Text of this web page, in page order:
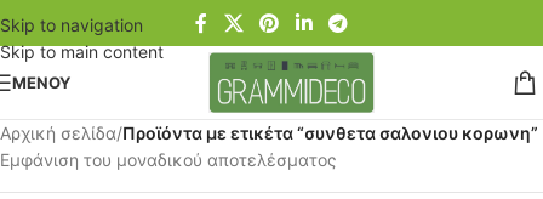
Skip to navigation
Skip to main content
ΜΕΝΟΥ
Αρχική σελίδα/Προϊόντα με ετικέτα “συνθετα σαλονιου κορωνη”
Εμφάνιση του μοναδικού αποτελέσματος